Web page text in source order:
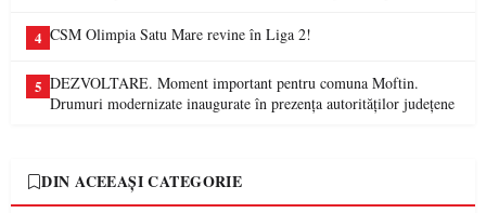
4 CSM Olimpia Satu Mare revine în Liga 2!
5 DEZVOLTARE. Moment important pentru comuna Moftin.
Drumuri modernizate inaugurate în prezența autorităților județene
DIN ACEEAȘI CATEGORIE